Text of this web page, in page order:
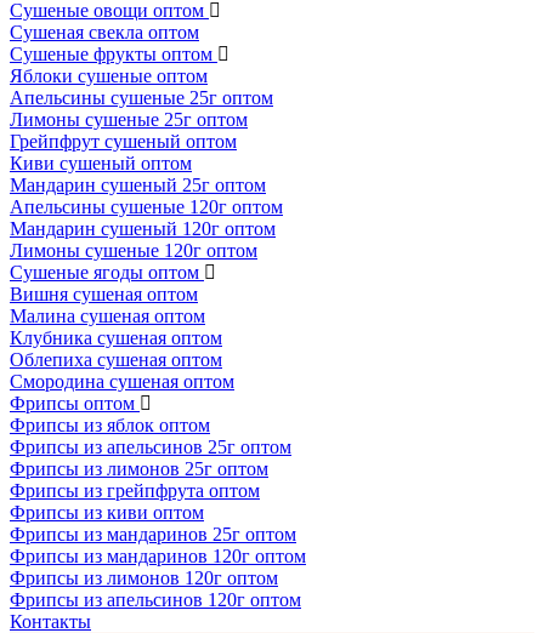
Сушеные овощи оптом
Сушеная свекла оптом
Сушеные фрукты оптом
Яблоки сушеные оптом
Апельсины сушеные 25г оптом
Лимоны сушеные 25г оптом
Грейпфрут сушеный оптом
Киви сушеный оптом
Мандарин сушеный 25г оптом
Апельсины сушеные 120г оптом
Мандарин сушеный 120г оптом
Лимоны сушеные 120г оптом
Сушеные ягоды оптом
Вишня сушеная оптом
Малина сушеная оптом
Клубника сушеная оптом
Облепиха сушеная оптом
Смородина сушеная оптом
Фрипсы оптом
Фрипсы из яблок оптом
Фрипсы из апельсинов 25г оптом
Фрипсы из лимонов 25г оптом
Фрипсы из грейпфрута оптом
Фрипсы из киви оптом
Фрипсы из мандаринов 25г оптом
Фрипсы из мандаринов 120г оптом
Фрипсы из лимонов 120г оптом
Фрипсы из апельсинов 120г оптом
Контакты